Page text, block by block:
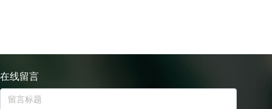
在线留言